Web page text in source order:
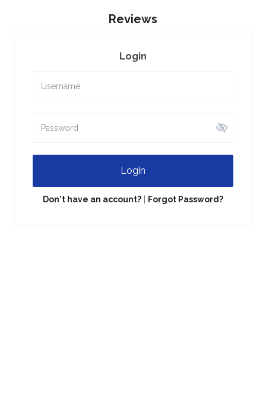
Reviews
Login
Login
Don't have an account? Forgot Password?